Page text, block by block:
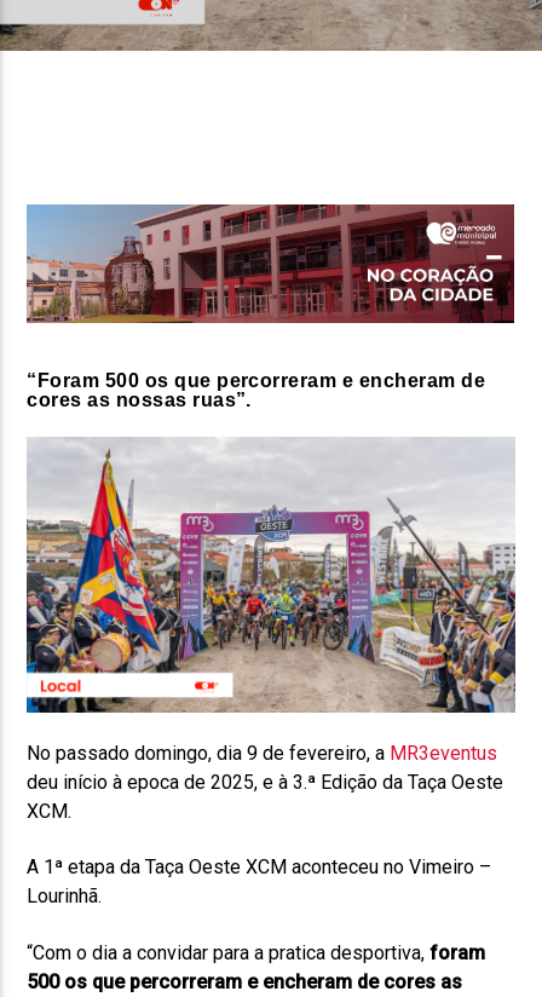
FAIXA ATUAL
ON FM
“Foram 500 os que percorreram e encheram de
cores as nossas ruas”.
No passado domingo, dia 9 de fevereiro, a MR3eventus
deu início à epoca de 2025, e à 3.ª Edição da Taça Oeste
XCM.
A 1ª etapa da Taça Oeste XCM aconteceu no Vimeiro –
Lourinhã.
“Com o dia a convidar para a pratica desportiva,foram
500 os que percorreram e encheram de cores as